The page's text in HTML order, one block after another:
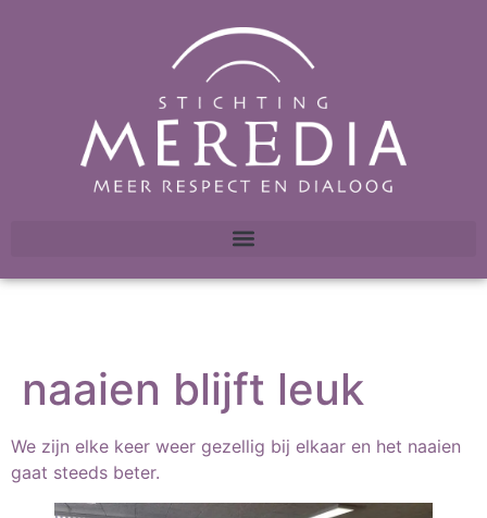
naaien blijft leuk
We zijn elke keer weer gezellig bij elkaar en het naaien
gaat steeds beter.